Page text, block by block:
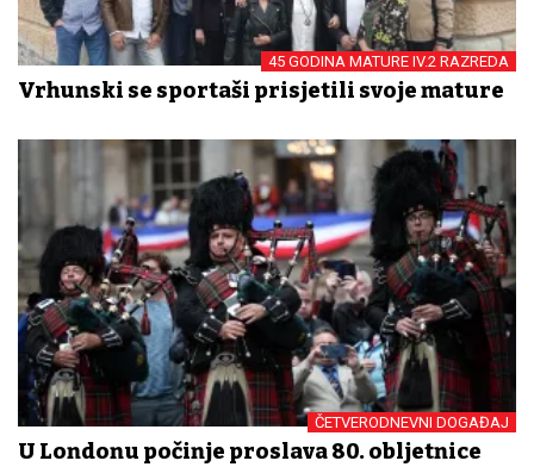
45 GODINA MATURE IV.2 RAZREDA
Vrhunski se sportaši prisjetili svoje mature
ČETVERODNEVNI DOGAĐAJ
U Londonu počinje proslava 80. obljetnice